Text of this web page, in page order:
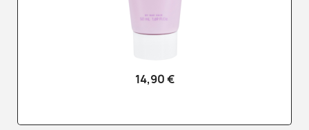
14,90 €